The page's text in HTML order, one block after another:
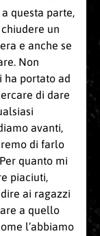
questa parte,
un
e anche se
Non
ha portato ad
di dare
avanti,
di farlo
quanto mi
piaciuti,
ai ragazzi
a quello
l’abbiamo